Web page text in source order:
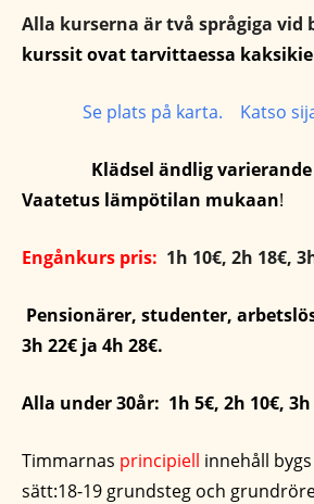
Alla kurserna är två språgiga vid
kurssit ovat tarvittaessa
Se plats på karta. Katso
Klädsel ändligvarierande
Vaatetus lämpötilan mukaan!
Engånkurs pris: 1h 10€, 2h 18€,
Pensionärer, studenter,
3h 22€ ja 4h 28€.
Alla under 30år: 1h 5€, 2h 10€, 3h
Timmarnas principiell innehåll
sätt:18-19 grundsteg och